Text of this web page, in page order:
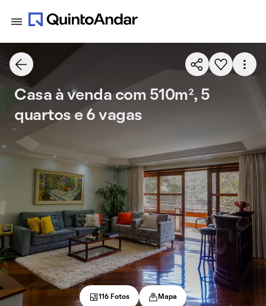
Casa à venda com 510m², 5
quartos e 6 vagas
116 Fotos Mapa